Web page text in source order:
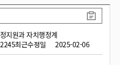
지원과 자치행정계
최근수정일 2025-02-06